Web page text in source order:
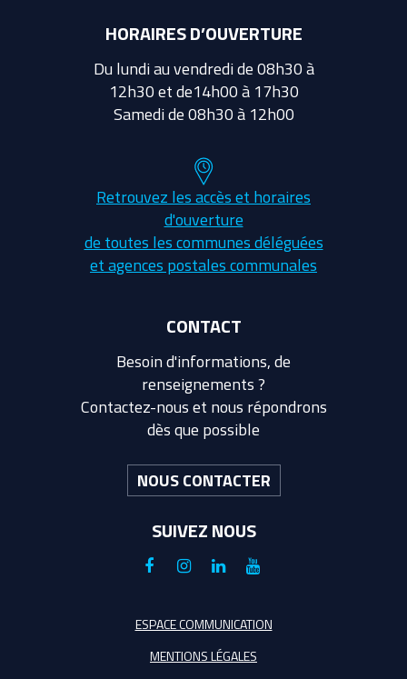
HORAIRES D’OUVERTURE
Du lundi au vendredi de 08h30 à
12h30 et de14h00 à 17h30
Samedi de 08h30 à 12h00
Retrouvez les accès et horaires
d'ouverture
de toutes les communes déléguées
et agences postales communales
CONTACT
Besoin d'informations, de
renseignements ?
Contactez-nous et nous répondrons
dès que possible
NOUS CONTACTER
SUIVEZ NOUS
Lien
le
Facebook
Lien
le
compte
Instagram
Lien
le
compte
Linkedin
Lien
la
Youtube
ESPACE COMMUNICATION
MENTIONS LÉGALES